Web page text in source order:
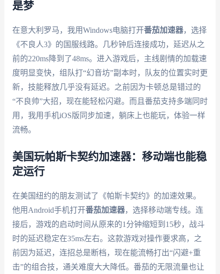
是梦
在意大利罗马，我用Windows电脑打开番茄加速器，选择
《不良人3》的国服线路。几秒钟后连接成功，延迟从之
前的220ms降到了48ms。进入游戏后，主线剧情的加载速
度明显变快，组队打“幻音坊”副本时，队友的位置实时更
新，技能释放几乎没有延迟。之前因为卡顿总是错过的
“不良帅”大招，现在能轻松闪避。而且番茄支持多端同时
用，我用手机iOS版同步加速，躺床上也能玩，体验一样
流畅。
美国玩帕斯卡契约加速器：移动端也能稳
定运行
在美国纽约的朋友测试了《帕斯卡契约》的加速效果。
他用Android手机打开番茄加速器，选择移动端专线。连
接后，游戏的启动时间从原来的1分钟缩短到15秒，战斗
时的延迟稳定在35ms左右。这款游戏对操作要求高，之
前因为延迟，连招总是断档，现在能流畅打出“闪避+重
击”的组合技，通关难度大大降低。番茄的无限流量也让